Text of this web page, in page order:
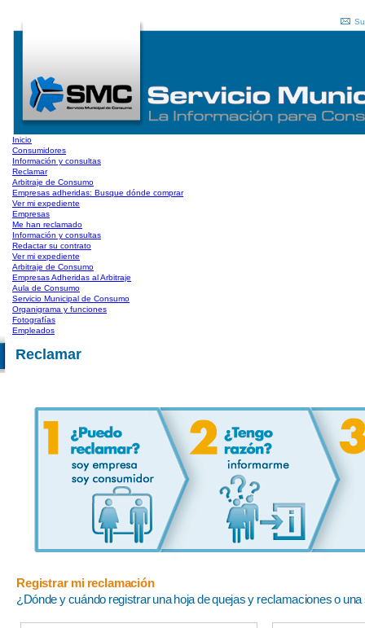
Inicio
Consumidores
Información y consultas
Reclamar
Arbitraje de Consumo
Empresas adheridas: Busque dónde comprar
Ver mi expediente
Empresas
Me han reclamado
Información y consultas
Redactar su contrato
Ver mi expediente
Arbitraje de Consumo
Empresas Adheridas al Arbitraje
Aula de Consumo
Servicio Municipal de Consumo
Organigrama y funciones
Fotografías
Empleados
Reclamar
Registrar mi reclamación
¿Dónde y cuándo registrar una hoja de quejas y reclamaciones o